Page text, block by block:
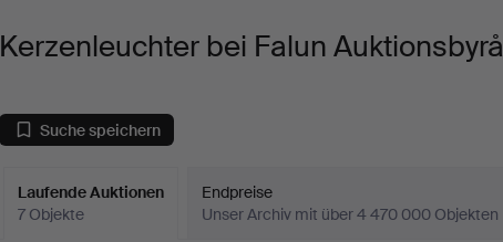
Kerzenleuchter bei Falun Auktionsbyrå
Suche speichern
Laufende Auktionen
7 Objekte
Endpreise
Unser Archiv mit über 4 470 000 Objekten